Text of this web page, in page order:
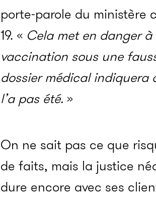
porte-parole du ministère
19. « Cela met en danger
vaccination sous une
dossier médical indiquera
l’a pas été. »
On ne sait pas ce que
de faits, mais la justice
dure encore avec ses